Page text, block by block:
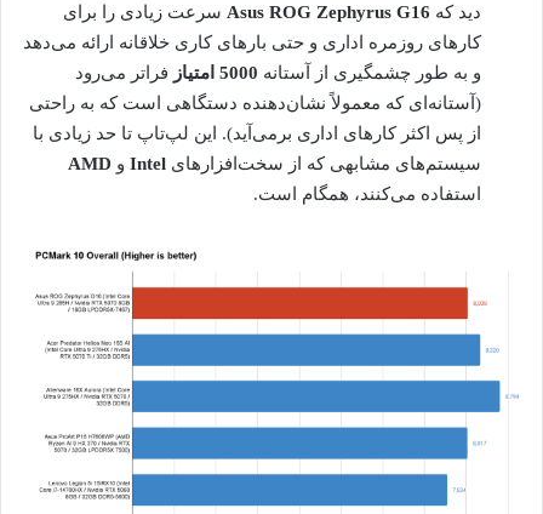
دید که Asus ROG Zephyrus G16 سرعت زیادی را برای
کارهای روزمره اداری و حتی بارهای کاری خلاقانه ارائه می‌دهد
و به طور چشمگیری از آستانه 5000 امتیاز
فراتر می‌رود
(آستانه‌ای که معمولاً نشان‌دهنده دستگاهی است که به راحتی
از پس اکثر کارهای اداری برمی‌آید). این لپ‌تاپ تا حد زیادی با
سیستم‌های مشابهی که از سخت‌افزارهای Intel و AMD
استفاده می‌کنند، همگام است.